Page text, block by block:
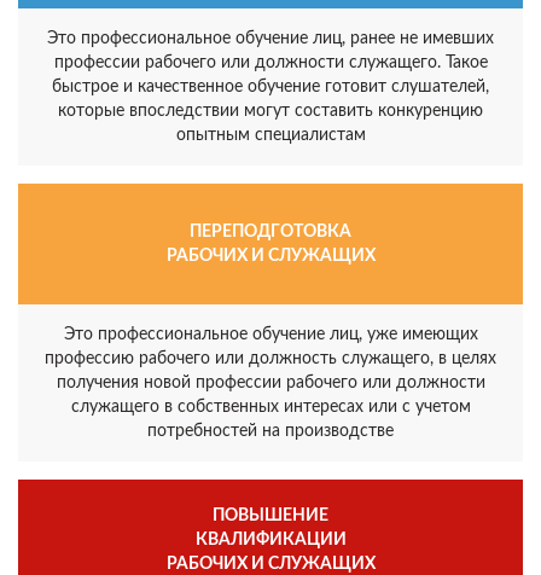
Это профессиональное обучение лиц, ранее не имевших
профессии рабочего или должности служащего. Такое
быстрое и качественное обучение готовит слушателей,
которые впоследствии могут составить конкуренцию
опытным специалистам
ПЕРЕПОДГОТОВКА
РАБОЧИХ И СЛУЖАЩИХ
Это профессиональное обучение лиц, уже имеющих
профессию рабочего или должность служащего, в целях
получения новой профессии рабочего или должности
служащего в собственных интересах или с учетом
потребностей на производстве
ПОВЫШЕНИЕ
КВАЛИФИКАЦИИ
РАБОЧИХ И СЛУЖАЩИХ